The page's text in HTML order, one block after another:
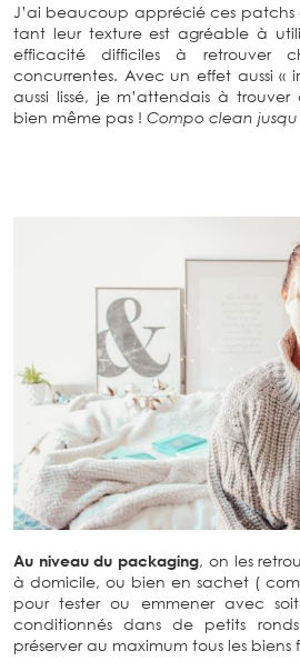
J’ai beaucoup apprécié ces
tant leur texture est agréable à
efficacité difficiles à retrouver
concurrentes. Avec un effet aussi «
aussi lissé, je m’attendais à
bien même pas ! Compo clean
Au niveau du packaging, on les
à domicile, ou bien en sachet (
pour tester ou emmener avec
conditionnés dans de petits
préserver au maximum tous les biens